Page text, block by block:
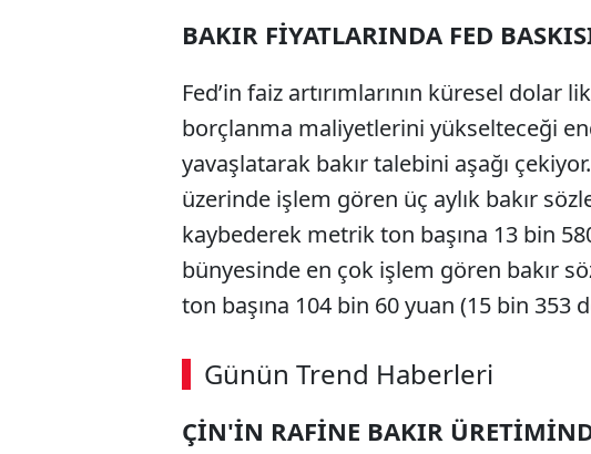
BAKIR FİYATLARINDA FED
Fed’in faiz artırımlarının küresel dolar
borçlanma maliyetlerini yükselteceği
yavaşlatarak bakır talebini aşağı
üzerinde işlem gören üç aylık bakır
kaybederek metrik ton başına 13 bin
bünyesinde en çok işlem gören bakır
ton başına 104 bin 60 yuan (15 bin 353
Günün Trend Haberleri
00:03 / 02:14
ÇİN'İN RAFİNE BAKIR